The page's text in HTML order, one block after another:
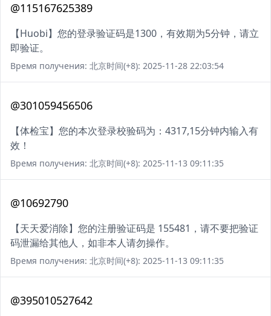
@115167625389
【Huobi】您的登录验证码是1300，有效期为5分钟，请立
即验证。
Время получения: 北京时间(+8): 2025-11-28 22:03:54
@301059456506
【体检宝】您的本次登录校验码为：4317,15分钟内输入有
效！
Время получения: 北京时间(+8): 2025-11-13 09:11:35
@10692790
【天天爱消除】您的注册验证码是 155481，请不要把验证
码泄漏给其他人，如非本人请勿操作。
Время получения: 北京时间(+8): 2025-11-13 09:11:35
@395010527642